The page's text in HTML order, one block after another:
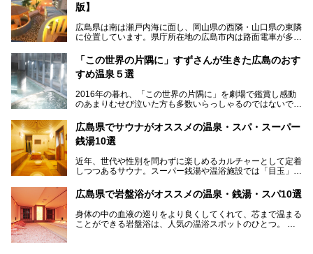
版】
広島県は南は瀬戸内海に面し、岡山県の西隣・山口県の東隣
に位置しています。県庁所在地の広島市内は路面電車が多数
厳島神社と原爆ドームの2つの世界文化遺産があり、年間を
通して多数の観光客が訪れます。工業都市として栄えた呉市
や、坂の町・尾道市など、ゆっくり訪れたい町や観光スポッ
モン、全国にファンが多い広島風お好み焼きなどのグルメも
充実。
銭湯をご紹介します。
「この世界の片隅に」すずさんが生きた広島のおす
すめ温泉５選
2016年の暮れ、「この世界の片隅に」を劇場で鑑賞し感動
のあまりむせび泣いた方も多数いらっしゃるのではないでし
あの夏のヒロシマを生きた主人公すずさんの笑顔が、今もど
こかに輝きつづけていることをふと思い浮かべます。
そんな映画の舞台となった広島県呉市を中心に、広島のおす
広島県でサウナがオススメの温泉・スパ・スーパー
銭湯10選
近年、世代や性別を問わずに楽しめるカルチャーとして定着
しつつあるサウナ。スーパー銭湯や温浴施設では「目玉」と
わりと身体の内部を温めて発汗を促すサウナは、リフレッシ
ュ効果はもちろん、代謝が高まり健康や美容にも良い影響が
期待されます。今回はそんなサウナにこだわった、広島県内
のオススメ温泉・銭湯・スパ10ヶ所を紹介させていただき
ます。
広島県で岩盤浴がオススメの温泉・銭湯・スパ10選
身体の中の血液の巡りをより良くしてくれて、芯まで温まる
ことができる岩盤浴は、人気の温浴スポットのひとつ。